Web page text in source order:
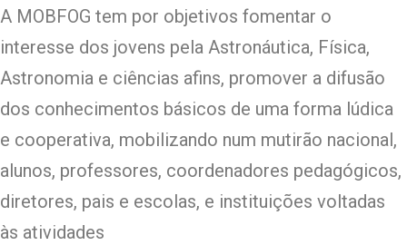
A MOBFOG tem por objetivos fomentar o
interesse dos jovens pela Astronáutica, Física,
Astronomia e ciências afins, promover a difusão
dos conhecimentos básicos de uma forma lúdica
e cooperativa, mobilizando num mutirão nacional,
alunos, professores, coordenadores pedagógicos,
diretores, pais e escolas, e instituições voltadas
às atividades